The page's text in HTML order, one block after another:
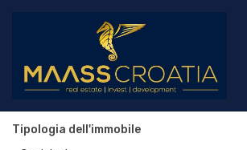
Tipologia dell'immobile